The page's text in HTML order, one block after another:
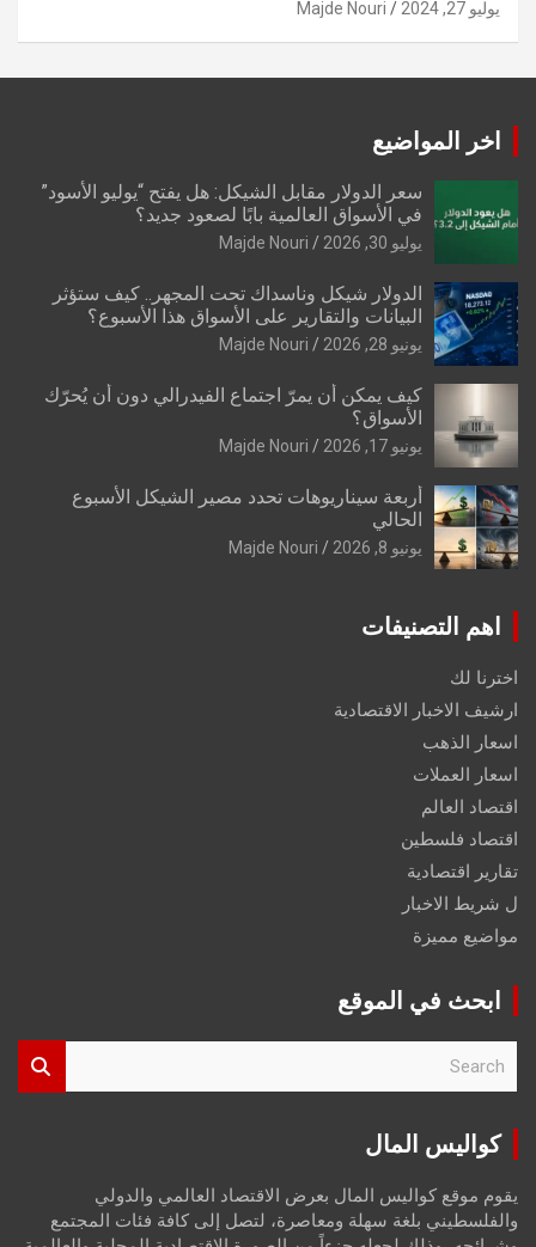
يوليو 27, 2024 Majde Nouri
اخر المواضيع
سعر الدولار مقابل الشيكل: هل يفتح “يوليو الأسود”
في الأسواق العالمية بابًا لصعود جديد؟
يوليو 30, 2026 Majde Nouri
الدولار شيكل وناسداك تحت المجهر.. كيف ستؤثر
البيانات والتقارير على الأسواق هذا الأسبوع؟
يونيو 28, 2026 Majde Nouri
كيف يمكن أن يمرّ اجتماع الفيدرالي دون أن يُحرّك
الأسواق؟
يونيو 17, 2026 Majde Nouri
أربعة سيناريوهات تحدد مصير الشيكل الأسبوع
الحالي
يونيو 8, 2026 Majde Nouri
اهم التصنيفات
اخترنا لك
ارشيف الاخبار الاقتصادية
اسعار الذهب
اسعار العملات
اقتصاد العالم
اقتصاد فلسطين
تقارير اقتصادية
ل شريط الاخبار
مواضيع مميزة
ابحث في الموقع
r
كواليس المال
يقوم موقع كواليس المال بعرض الاقتصاد العالمي والدولي
والفلسطيني بلغة سهلة ومعاصرة، لتصل إلى كافة فئات المجتمع